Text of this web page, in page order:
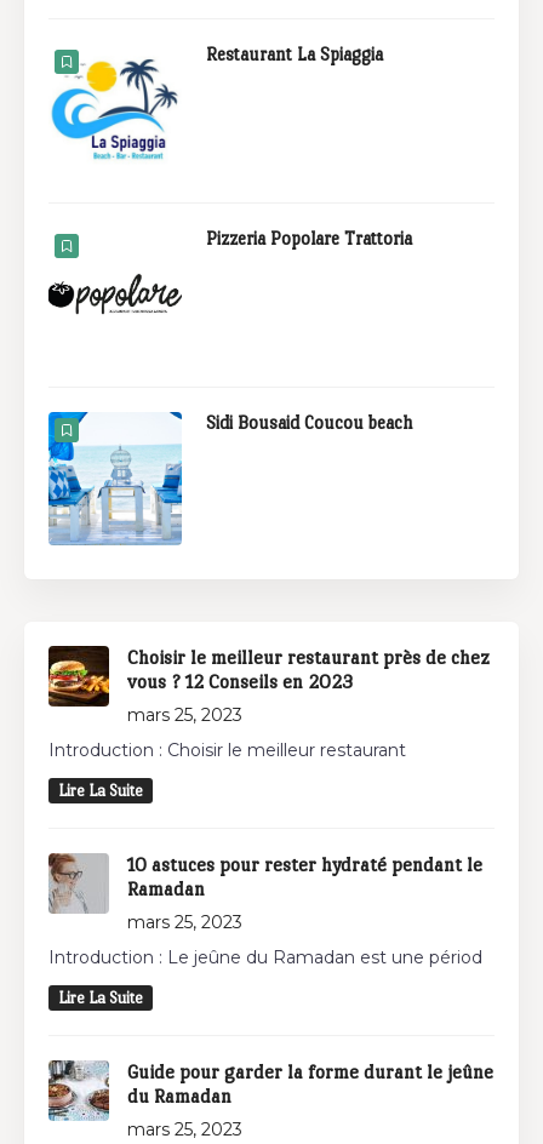
Restaurant La Spiaggia
Pizzeria Popolare Trattoria
Sidi Bousaid Coucou beach
Choisir le meilleur restaurant près de chez
vous ? 12 Conseils en 2023
mars 25, 2023
Introduction : Choisir le meilleur restaurant
Lire La Suite
10 astuces pour rester hydraté pendant le
Ramadan
mars 25, 2023
Introduction : Le jeûne du Ramadan est une périod
Lire La Suite
Guide pour garder la forme durant le jeûne
du Ramadan
mars 25, 2023